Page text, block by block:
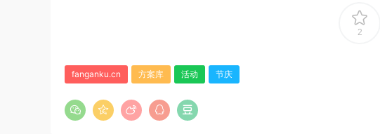
2
fanganku.cn 方案库 活动 节庆